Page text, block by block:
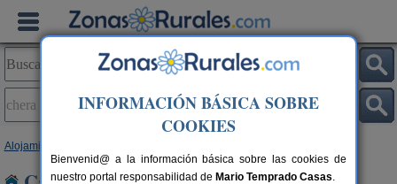
Alojamientos
INFORMACIÓN BÁSICA SOBRE
COOKIES
Bienvenid@ a la información básica sobre las cookies de
nuestro portal responsabilidad de Mario Temprado Casas.